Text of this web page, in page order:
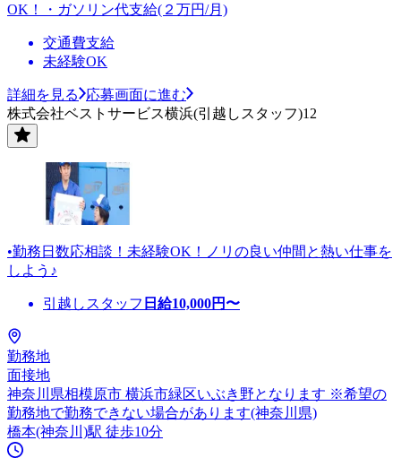
OK！・ガソリン代支給(２万円/月)
交通費支給
未経験OK
詳細を見る
応募画面に進む
株式会社ベストサービス横浜(引越しスタッフ)12
•勤務日数応相談！未経験OK！ノリの良い仲間と熱い仕事を
しよう♪
引越しスタッフ 日給10,000円〜
勤務地
面接地
神奈川県相模原市 横浜市緑区いぶき野となります ※希望の
勤務地で勤務できない場合があります(神奈川県)
橋本(神奈川)駅 徒歩10分